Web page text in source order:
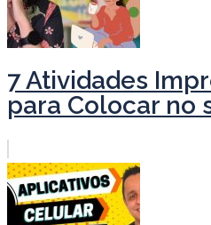
7 Atividades
para Colocar no